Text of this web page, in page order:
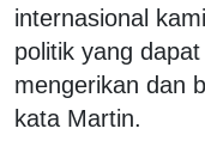
internasional
politik yang
mengerikan dan
kata Martin.